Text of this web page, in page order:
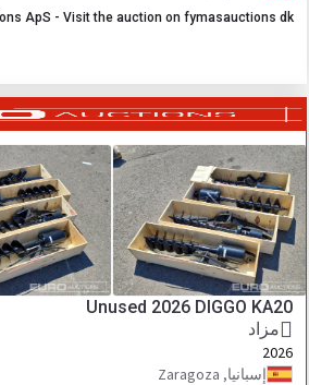
ApS - Visit the auction on fymasauctions dk
Unused 2026 DIGGO KA20
مزاد
2026
إسبانيا, Zaragoza